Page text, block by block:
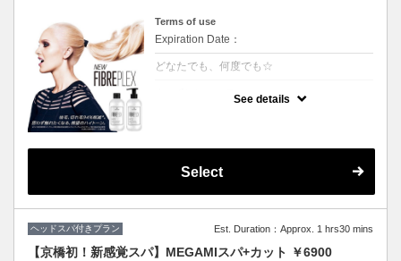
Terms of use
Expiration Date：
どなたでも、何度でも☆
See details
Select
ヘッドスパ付きプラン Est. Duration：Approx. 1 hrs30 mins
【京橋初！新感覚スパ】MEGAMIスパ+カット ￥6900